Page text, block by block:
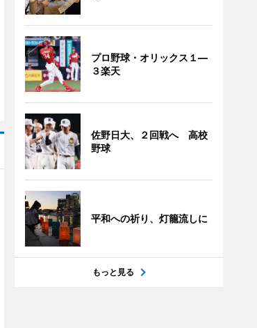
プロ野球・オリックス１―
３楽天
佐野日大、２回戦へ 高校
野球
平和への祈り、灯籠流しに
もっと見る